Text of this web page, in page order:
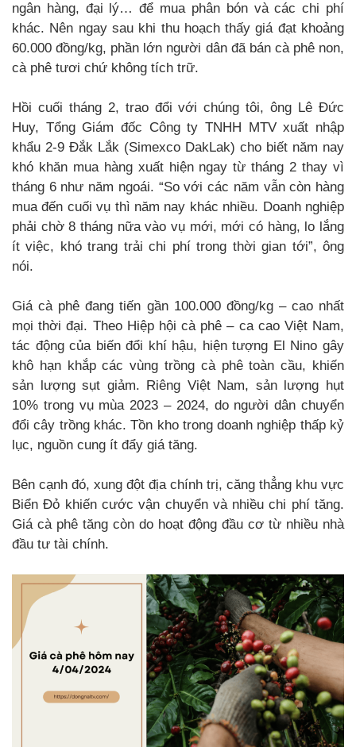
ngân hàng, đại lý… để mua phân bón và các chi phí
khác. Nên ngay sau khi thu hoạch thấy giá đạt khoảng
60.000 đồng/kg, phần lớn người dân đã bán cà phê non,
cà phê tươi chứ không tích trữ.
Hồi cuối tháng 2, trao đổi với chúng tôi, ông Lê Đức
Huy, Tổng Giám đốc Công ty TNHH MTV xuất nhập
khẩu 2-9 Đắk Lắk (Simexco DakLak) cho biết năm nay
khó khăn mua hàng xuất hiện ngay từ tháng 2 thay vì
tháng 6 như năm ngoái. “So với các năm vẫn còn hàng
mua đến cuối vụ thì năm nay khác nhiều. Doanh nghiệp
phải chờ 8 tháng nữa vào vụ mới, mới có hàng, lo lắng
ít việc, khó trang trải chi phí trong thời gian tới”, ông
nói.
Giá cà phê đang tiến gần 100.000 đồng/kg – cao nhất
mọi thời đại. Theo Hiệp hội cà phê – ca cao Việt Nam,
tác động của biến đổi khí hậu, hiện tượng El Nino gây
khô hạn khắp các vùng trồng cà phê toàn cầu, khiến
sản lượng sụt giảm. Riêng Việt Nam, sản lượng hụt
10% trong vụ mùa 2023 – 2024, do người dân chuyển
đổi cây trồng khác. Tồn kho trong doanh nghiệp thấp kỷ
lục, nguồn cung ít đẩy giá tăng.
Bên cạnh đó, xung đột địa chính trị, căng thẳng khu vực
Biển Đỏ khiến cước vận chuyển và nhiều chi phí tăng.
Giá cà phê tăng còn do hoạt động đầu cơ từ nhiều nhà
đầu tư tài chính.